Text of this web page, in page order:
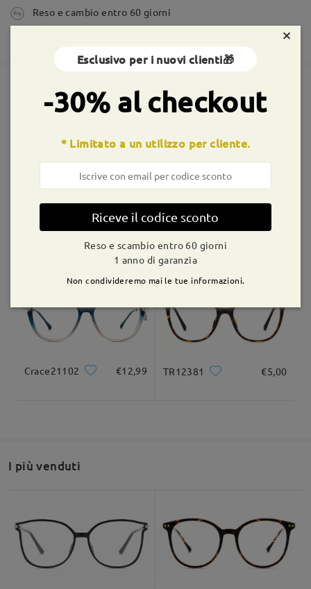
tempi di spedizione
5-7 giorni lavorativi dettagli
Spedito
9-21 giorni lavorativi dettagli
Consegnato
Reso e cambio entro 60 giorni
Montature simili
Crace21102 €12,99 TR12381 €5,00
I più venduti
×
Esclusivo per i nuovi clienti🎁
-30% al checkout
* Limitato a un utilizzo per cliente.
Riceve il codice sconto
Reso e scambio entro 60 giorni
1 anno di garanzia
Non condivideremo mai le tue informazioni.